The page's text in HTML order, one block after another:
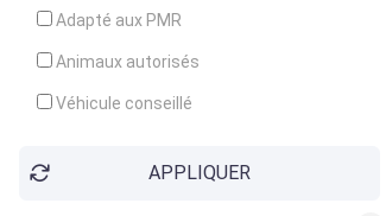
Adapté aux PMR
Animaux autorisés
Véhicule conseillé
APPLIQUER